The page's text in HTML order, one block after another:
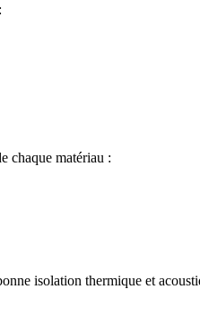
chaque matériau :
isolation thermique et